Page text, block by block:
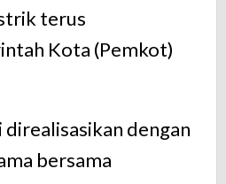
terus
Kota (Pemkot)
direalisasikan dengan
bersama